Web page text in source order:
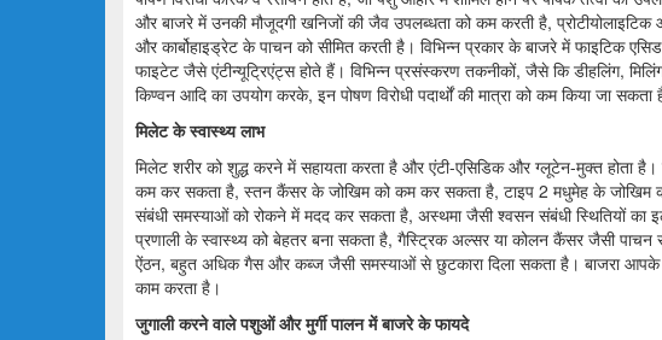
और बाजरे में उनकी मौजूदगी खनिजों की जैव उपलब्धता को कम करती है, प्रोटीयोलाइटिक
और कार्बोहाइड्रेट के पाचन को सीमित करती है। विभिन्न प्रकार के बाजरे में फाइटिक
फाइटेट जैसे एंटीन्यूट्रिएंट्स होते हैं। विभिन्न प्रसंस्करण तकनीकों, जैसे कि डीहलिंग,
किण्वन आदि का उपयोग करके, इन पोषण विरोधी पदार्थों की मात्रा को कम किया जा सकता
मिलेटके स्वास्थ्य लाभ
मिलेट शरीर को शुद्ध करने में सहायता करता है और एंटी-एसिडिक और ग्लूटेन-मुक्त होता है।
कम कर सकता है, स्तन कैंसर के जोखिम को कम कर सकता है, टाइप 2 मधुमेह के जोखिम
संबंधी समस्याओं को रोकने में मदद कर सकता है, अस्थमा जैसी श्वसन संबंधी स्थितियों का
प्रणाली के स्वास्थ्य को बेहतर बना सकता है, गैस्ट्रिक अल्सर या कोलन कैंसर जैसी
ऐंठन, बहुत अधिक गैस और कब्ज जैसी समस्याओं से छुटकारा दिला सकता है। बाजरा आपके
काम करता है।
जुगाली करने वाले पशुओं और मुर्गी पालन में बाजरे के फायदे